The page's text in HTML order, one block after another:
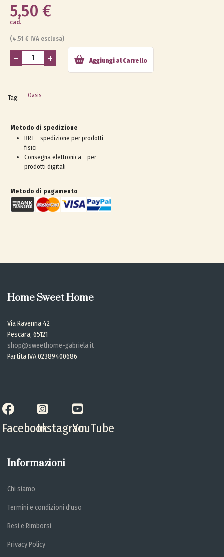
5,50 €
(4,51 € IVA esclusa)
cad.
– + Aggiungi al Carrello
Oasis
Metodo di spedizione
BRT – spedizione per prodotti
fisici
Consegna elettronica – per
prodotti digitali
Metodo di pagamento
Home Sweet Home
Via Ravenna 42
Pescara, 65121
shop@sweethome-gabriela.it
Partita IVA 02389400686
FacebookInstagramYouTube
Informazioni
Chi siamo
Termini e condizioni d'uso
Resi e Rimborsi
Privacy Policy